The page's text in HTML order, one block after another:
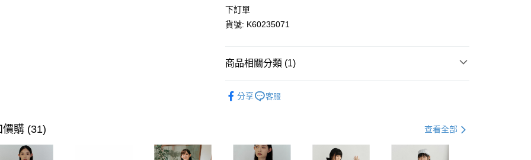
便利好安心！
１．簡單：不需註冊會員、不需綁卡、不需儲值。
２．便利：只要手機號碼，簡訊認證，即可結帳。
【「AFTEE先享後付」結帳流程】
１．於結帳方式選擇「AFTEE先享後付」後，將跳轉至「AFTEE先享後
２．訂單成立數日內，您將收到繳費通知簡訊。
３．收到繳費通知簡訊後14天內，點擊此簡訊中的連結，可透過四大超商
絡購買商品的店家。未經商家同意取消之訂單仍視為有效，需透過AFTEE
先享後付繳納相關費用。
※ 交易是否成功請以「AFTEE先享後付 」之結帳頁面顯示為準，若有關於
運送方式
每筆NT$80，滿NT$1,200(含以上)免運費
付款後全家取貨
每筆NT$80，滿NT$1,200(含以上)免運費
下訂單
貨號: K60235071
商品相關分類 (1)
分享
客服
價購 (31) 查看全部